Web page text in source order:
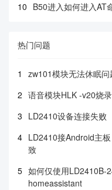
10 B50进入如何进入AT
热门问题
1
zw101模块无法休眠问
2 语音模块HLK -v20烧
3 LD2410设备连接失败
4 LD2410接Android主
致
5 如何仅使用LD2410B-
homeassistant